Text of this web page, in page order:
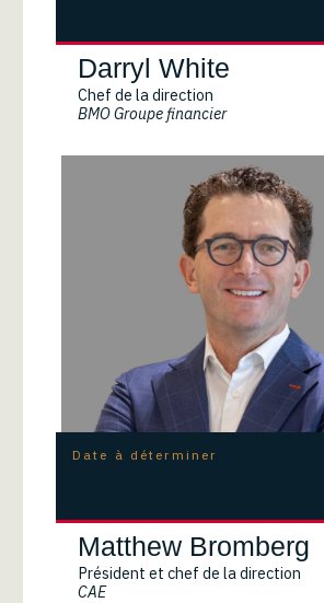
Darryl White
Chef de la direction
BMO Groupe financier
Date à déterminer
Matthew Bromberg
Président et chef de la direction
CAE